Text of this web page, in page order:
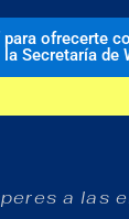
ofrecerte
la Secretaría de
a las